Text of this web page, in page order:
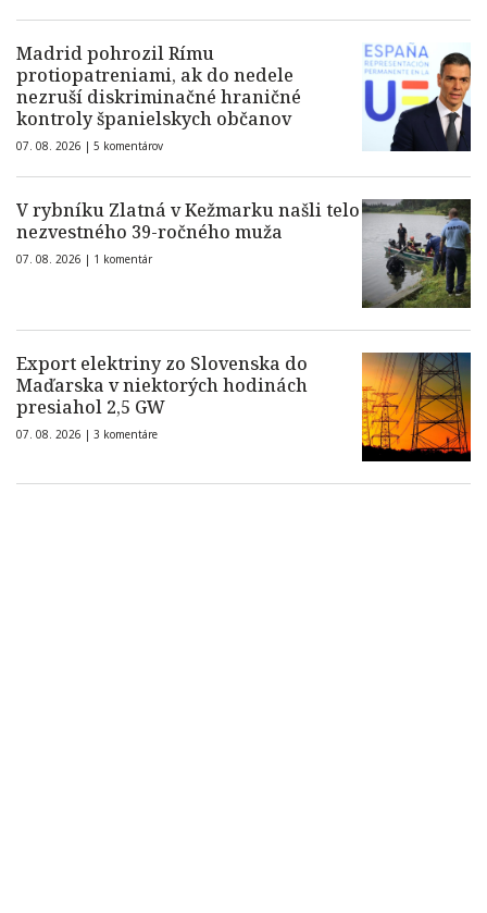
Madrid pohrozil Rímu
protiopatreniami, ak do nedele
nezruší diskriminačné hraničné
kontroly španielskych občanov
07. 08. 2026 | 5 komentárov
V rybníku Zlatná v Kežmarku našli telo
nezvestného 39-ročného muža
07. 08. 2026 | 1 komentár
Export elektriny zo Slovenska do
Maďarska v niektorých hodinách
presiahol 2,5 GW
07. 08. 2026 | 3 komentáre